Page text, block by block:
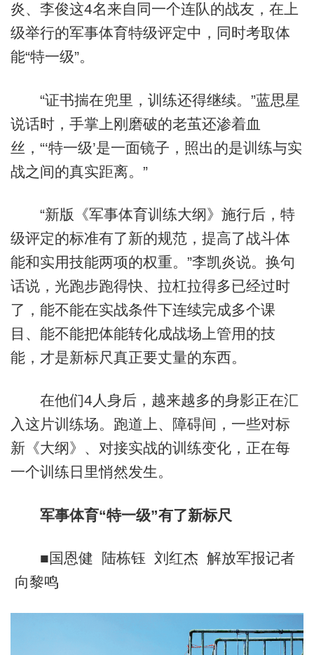
炎、李俊这4名来自同一个连队的战友，在上
级举行的军事体育特级评定中，同时考取体
能“特一级”。
“证书揣在兜里，训练还得继续。”蓝思星
说话时，手掌上刚磨破的老茧还渗着血
丝，“‘特一级’是一面镜子，照出的是训练与实
战之间的真实距离。”
“新版《军事体育训练大纲》施行后，特
级评定的标准有了新的规范，提高了战斗体
能和实用技能两项的权重。”李凯炎说。换句
话说，光跑步跑得快、拉杠拉得多已经过时
了，能不能在实战条件下连续完成多个课
目、能不能把体能转化成战场上管用的技
能，才是新标尺真正要丈量的东西。
在他们4人身后，越来越多的身影正在汇
入这片训练场。跑道上、障碍间，一些对标
新《大纲》、对接实战的训练变化，正在每
一个训练日里悄然发生。
军事体育“特一级”有了新标尺
■国恩健 陆栋钰 刘红杰 解放军报记者
向黎鸣